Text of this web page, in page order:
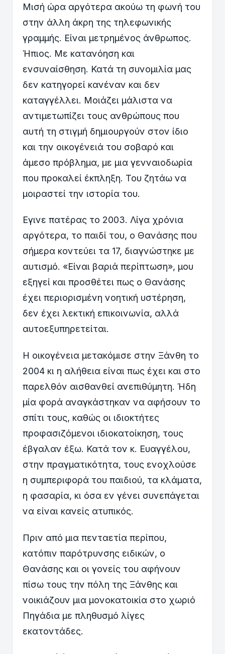
Μισή ώρα αργότερα ακούω τη φωνή του
στην άλλη άκρη της τηλεφωνικής
γραμμής. Είναι μετρημένος άνθρωπος.
Ήπιος. Με κατανόηση και
ενσυναίσθηση. Κατά τη συνομιλία μας
δεν κατηγορεί κανέναν και δεν
καταγγέλλει. Μοιάζει μάλιστα να
αντιμετωπίζει τους ανθρώπους που
αυτή τη στιγμή δημιουργούν στον ίδιο
και την οικογένειά του σοβαρό και
άμεσο πρόβλημα, με μια γενναιοδωρία
που προκαλεί έκπληξη. Του ζητάω να
μοιραστεί την ιστορία του.
Εγινε πατέρας το 2003. Λίγα χρόνια
αργότερα, το παιδί του, ο Θανάσης που
σήμερα κοντεύει τα 17, διαγνώστηκε με
αυτισμό. «Είναι βαριά περίπτωση», μου
εξηγεί και προσθέτει πως ο Θανάσης
έχει περιορισμένη νοητική υστέρηση,
δεν έχει λεκτική επικοινωνία, αλλά
αυτοεξυπηρετείται.
Η οικογένεια μετακόμισε στην Ξάνθη το
2004 κι η αλήθεια είναι πως έχει και στο
παρελθόν αισθανθεί ανεπιθύμητη. Ήδη
μία φορά αναγκάστηκαν να αφήσουν το
σπίτι τους, καθώς οι ιδιοκτήτες
προφασιζόμενοι ιδιοκατοίκηση, τους
έβγαλαν έξω. Κατά τον κ. Ευαγγέλου,
στην πραγματικότητα, τους ενοχλούσε
η συμπεριφορά του παιδιού, τα κλάματα,
η φασαρία, κι όσα εν γένει συνεπάγεται
να είναι κανείς ατυπικός.
Πριν από μια πενταετία περίπου,
κατόπιν παρότρυνσης ειδικών, ο
Θανάσης και οι γονείς του αφήνουν
πίσω τους την πόλη της Ξάνθης και
νοικιάζουν μια μονοκατοικία στο χωριό
Πηγάδια με πληθυσμό λίγες
εκατοντάδες.